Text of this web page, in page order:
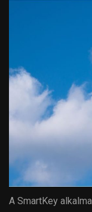
A SmartKey